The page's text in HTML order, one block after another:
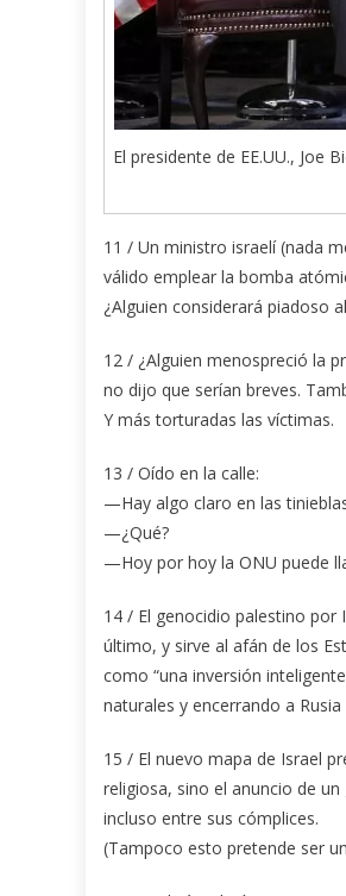
El presidente de EE.UU., Joe
11 / Un ministro israelí (nada
válido emplear la bomba
¿Alguien considerará piadoso
12 / ¿Alguien menospreció la
no dijo que serían breves.
Y más torturadas las víctimas.
13 / Oído en la calle:
—Hay algo claro en las
—¿Qué?
—Hoy por hoy la ONU puede
14 / El genocidio palestino
último, y sirve al afán de los
como “una inversión
naturales y encerrando a
15 / El nuevo mapa de Israel
religiosa, sino el anuncio de
incluso entre sus cómplices.
(Tampoco esto pretende ser